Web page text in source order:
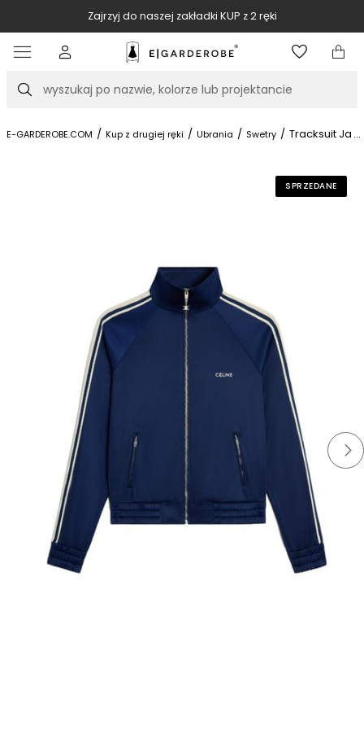
Zajrzyj do naszej zakładki KUP z 2 ręki
Szukaj
E-GARDEROBE.COM / Kup z drugiej ręki / Ubrania / Swetry / Tracksuit ...
SPRZEDANE